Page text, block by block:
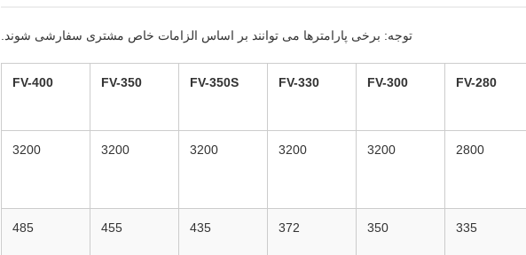
توجه: برخی پارامترها می توانند بر اساس الزامات خاص مشتری سفارشی شوند.
FV-280
FV-300
FV-330
FV-350S
FV-350
FV-400
2800
3200
3200
3200
3200
3200
335
350
372
435
455
485